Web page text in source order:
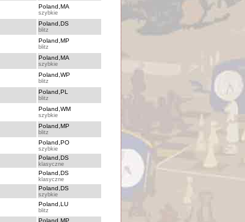
Poland,MA
szybkie
Poland,DS
blitz
Poland,MP
blitz
Poland,MA
szybkie
Poland,WP
blitz
Poland,PL
blitz
Poland,WM
szybkie
Poland,MP
blitz
Poland,PO
szybkie
Poland,DS
klasyczne
Poland,DS
klasyczne
Poland,DS
szybkie
Poland,LU
blitz
Poland,MP